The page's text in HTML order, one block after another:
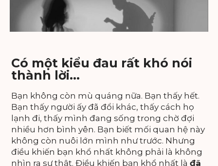
Có một kiểu đau rất khó nói
thành lời...
Bạn không còn mù quáng nữa. Bạn thấy hết.
Bạn thấy người ấy đã đổi khác, thấy cách họ
lạnh đi, thấy mình đang sống trong chờ đợi
nhiều hơn bình yên. Bạn biết mối quan hệ này
không còn nuôi lớn mình như trước. Nhưng
điều khiến bạn khổ nhất không phải là không
nhìn ra sự thật. Điều khiến bạn khổ nhất là đã